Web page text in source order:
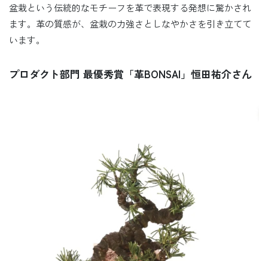
盆栽という伝統的なモチーフを革で表現する発想に驚かされ
ます。革の質感が、盆栽の力強さとしなやかさを引き立てて
います。
プロダクト部門 最優秀賞「革BONSAI」恒田祐介さん